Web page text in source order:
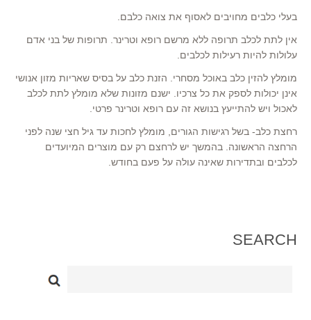
בעלי כלבים מחויבים לאסוף את צואה כלבם.
אין לתת לכלב תרופה ללא מרשם רופא וטרינר. תרופות של בני אדם
עלולות להיות רעילות לכלבים.
מומלץ להזין כלב באוכל מסחרי. הזנת כלב על בסיס שאריות מזון אנושי
אינן יכולות לספק את כל צרכיו. ישנם מזונות שלא מומלץ לתת לכלב
לאכול ויש להתייעץ בנושא זה עם רופא וטרינר פרטי.
רחצת כלב- בשל רגישות הגורים, מומלץ לחכות עד גיל חצי שנה לפני
הרחצה הראשונה. בהמשך יש לרחצם רק עם מוצרים המיועדים
לכלבים ובתדירות שאינה עולה על פעם בחודש.
SEARCH